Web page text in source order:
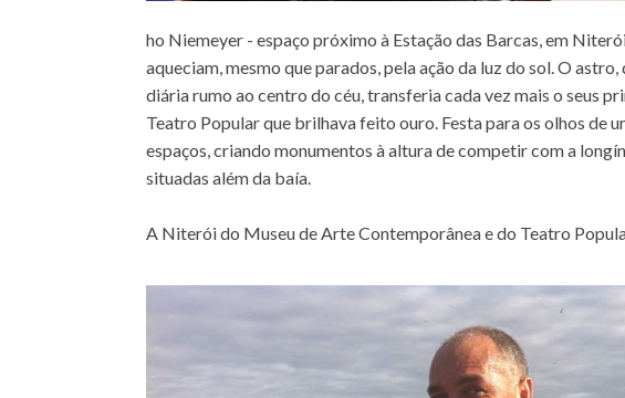
ho Niemeyer - espaço próximo à Estação das Barcas, em
aqueciam, mesmo que parados, pela ação da luz do sol. O
diária rumo ao centro do céu, transferia cada vez mais o seus
Teatro Popular que brilhava feito ouro. Festa para os olhos de
espaços, criando monumentos à altura de competir com a
situadas além da baía.
A Niterói do Museu de Arte Contemporânea e do Teatro